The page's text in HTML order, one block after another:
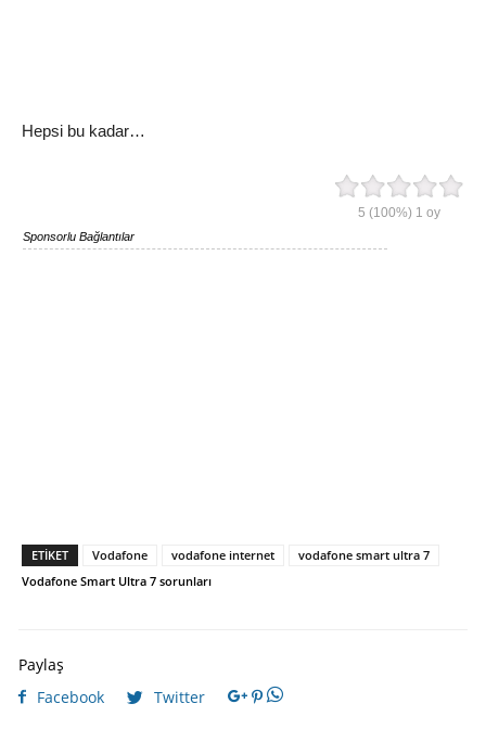
Hepsi bu kadar…
5 (100%) 1 oy
Sponsorlu Bağlantılar
ETIKET Vodafone vodafone internet
vodafone smart ultra 7
Vodafone Smart Ultra 7 sorunları
Paylaş
Facebook
Twitter